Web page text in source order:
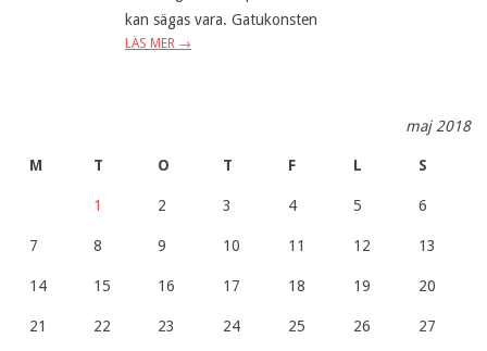
kan sägas vara. Gatukonsten
LÄS MER →
maj 2018
M T O T F L S
1 2 3 4 5 6
7 8 9 10 11 12 13
14 15 16 17 18 19 20
21 22 23 24 25 26 27